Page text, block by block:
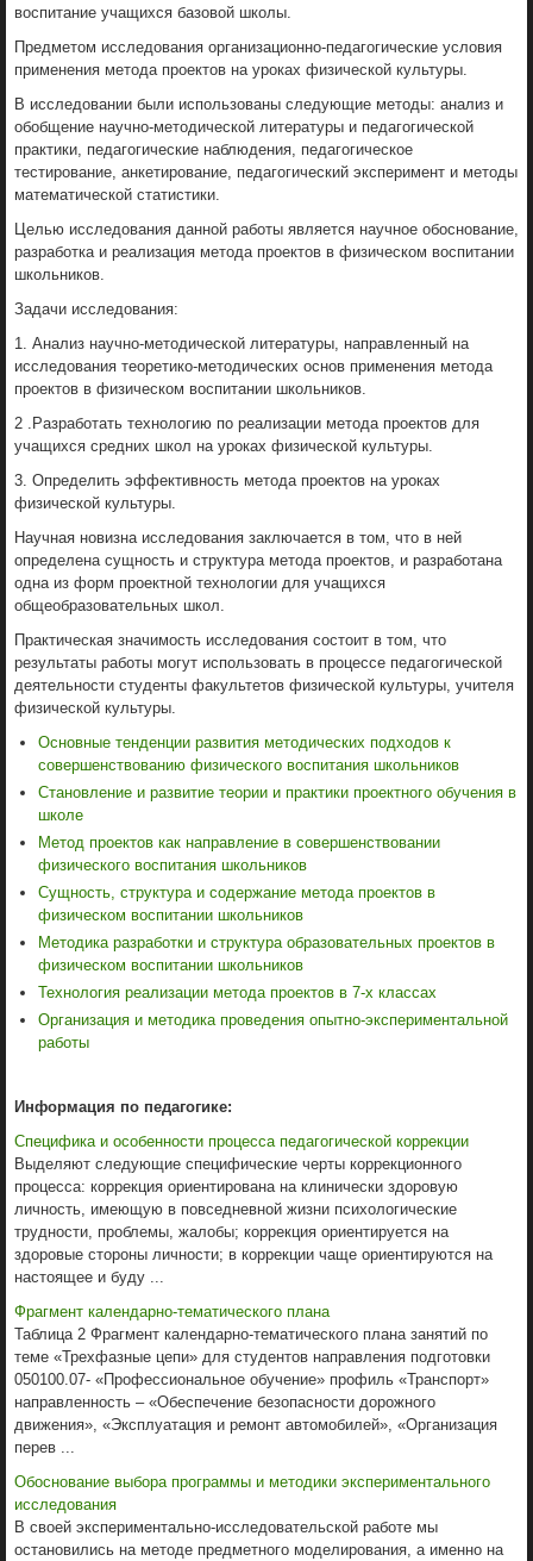
воспитание учащихся базовой школы.
Предметом исследования организационно-педагогические условия
применения метода проектов на уроках физической культуры.
В исследовании были использованы следующие методы: анализ и
обобщение научно-методической литературы и педагогической
практики, педагогические наблюдения, педагогическое
тестирование, анкетирование, педагогический эксперимент и методы
математической статистики.
Целью исследования данной работы является научное обоснование,
разработка и реализация метода проектов в физическом воспитании
школьников.
Задачи исследования:
1. Анализ научно-методической литературы, направленный на
исследования теоретико-методических основ применения метода
проектов в физическом воспитании школьников.
2 .Разработать технологию по реализации метода проектов для
учащихся средних школ на уроках физической культуры.
3. Определить эффективность метода проектов на уроках
физической культуры.
Научная новизна исследования заключается в том, что в ней
определена сущность и структура метода проектов, и разработана
одна из форм проектной технологии для учащихся
общеобразовательных школ.
Практическая значимость исследования состоит в том, что
результаты работы могут использовать в процессе педагогической
деятельности студенты факультетов физической культуры, учителя
физической культуры.
Основные тенденции развития методических подходов к
совершенствованию физического воспитания школьников
Становление и развитие теории и практики проектного обучения в
школе
Метод проектов как направление в совершенствовании
физического воспитания школьников
Сущность, структура и содержание метода проектов в
физическом воспитании школьников
Методика разработки и структура образовательных проектов в
физическом воспитании школьников
Технология реализации метода проектов в 7-х классах
Организация и методика проведения опытно-экспериментальной
работы
Информация по педагогике:
Специфика и особенности процесса педагогической коррекции
Выделяют следующие специфические черты коррекционного
процесса: коррекция ориентирована на клинически здоровую
личность, имеющую в повседневной жизни психологические
трудности, проблемы, жалобы; коррекция ориентируется на
здоровые стороны личности; в коррекции чаще ориентируются на
настоящее и буду ...
Фрагмент календарно-тематического плана
Таблица 2 Фрагмент календарно-тематического плана занятий по
теме «Трехфазные цепи» для студентов направления подготовки
050100.07- «Профессиональное обучение» профиль «Транспорт»
направленность – «Обеспечение безопасности дорожного
движения», «Эксплуатация и ремонт автомобилей», «Организация
перев ...
Обоснование выбора программы и методики экспериментального
исследования
В своей экспериментально-исследовательской работе мы
остановились на методе предметного моделирования, а именно на